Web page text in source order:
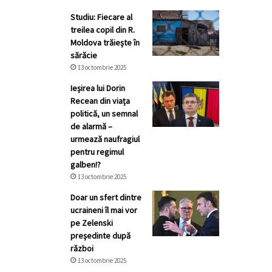
Studiu: Fiecare al
treilea copil din R.
Moldova trăiește în
sărăcie
13 octombrie 2025
Ieșirea lui Dorin
Recean din viața
politică, un semnal
de alarmă –
urmează naufragiul
pentru regimul
galben!?
13 octombrie 2025
Doar un sfert dintre
ucraineni îl mai vor
pe Zelenski
președinte după
război
13 octombrie 2025